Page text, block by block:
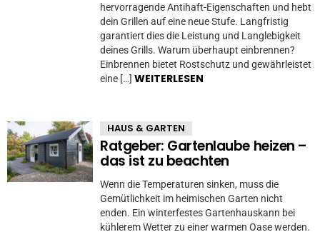
hervorragende Antihaft-Eigenschaften und hebt
dein Grillen auf eine neue Stufe. Langfristig
garantiert dies die Leistung und Langlebigkeit
deines Grills. Warum überhaupt einbrennen?
Einbrennen bietet Rostschutz und gewährleistet
eine […] WEITERLESEN
HAUS & GARTEN
Ratgeber: Gartenlaube heizen –
das ist zu beachten
Wenn die Temperaturen sinken, muss die
Gemütlichkeit im heimischen Garten nicht
enden. Ein winterfestes Gartenhauskann bei
kühlerem Wetter zu einer warmen Oase werden.